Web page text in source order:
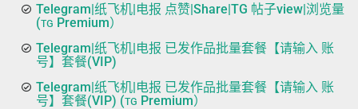
Telegram|纸飞机|电报 点赞|Share|TG 帖子view|浏览量
(ᴛɢ Premium）
Telegram|纸飞机|电报 已发作品批量套餐【请输入 账
号】套餐(VIP)
Telegram|纸飞机|电报 已发作品批量套餐【请输入 账
号】套餐(VIP) (ᴛɢ Premium）